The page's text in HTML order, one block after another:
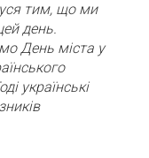
тим, що ми
день.
День міста у
українські